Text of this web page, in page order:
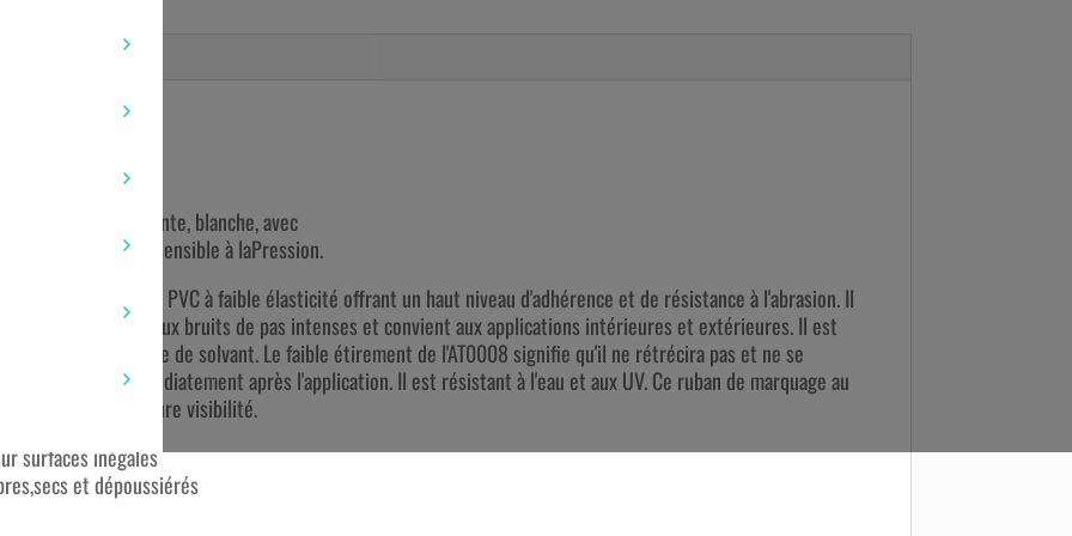
: 38 MM X 33 M
adhésive puissante, blanche, avec
immédiate, sensible à laPression.
un ruban de sol en PVC à faible élasticité offrant un haut niveau d'adhérence et de résistance à l'abrasion. Il
de machines et aux bruits de pas intenses et convient aux applications intérieures et extérieures. Il est
agressif à base de solvant. Le faible étirement de l'AT0008 signifie qu'il ne rétrécira pas et ne se
parcouru immédiatement après l'application. Il est résistant à l'eau et aux UV. Ce ruban de marquage au
pour une meilleure visibilité.
surfaces inégales
et dépoussiérés